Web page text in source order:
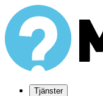
Tjänster